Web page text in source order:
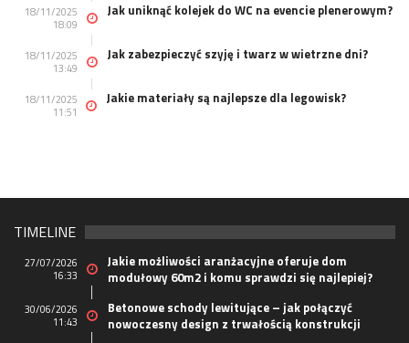
18/11/2025
18:09
Jak uniknąć kolejek do WC na evencie plenerowym?
18/11/2025
13:49
Jak zabezpieczyć szyję i twarz w wietrzne dni?
18/11/2025
11:51
Jakie materiały są najlepsze dla legowisk?
TIMELINE
27/07/2026
16:33
Jakie możliwości aranżacyjne oferuje dom
modułowy 60m2 i komu sprawdzi się najlepiej?
30/06/2026
11:43
Betonowe schody lewitujące – jak połączyć
nowoczesny design z trwałością konstrukcji